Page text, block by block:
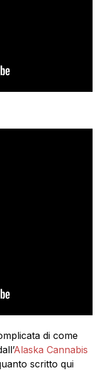
di come
Alaska Cannabis
scritto qui